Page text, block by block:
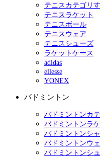
テニスカテゴリ
テニスラケット
テニスボール
テニスウェア
テニスシューズ
ラケットケース
adidas
ellesse
YONEX
バドミントン
バドミントンカ
バドミントンラ
バドミントンシ
バドミントンウ
バドミントンシ